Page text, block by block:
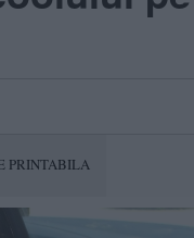
PRINTABILA